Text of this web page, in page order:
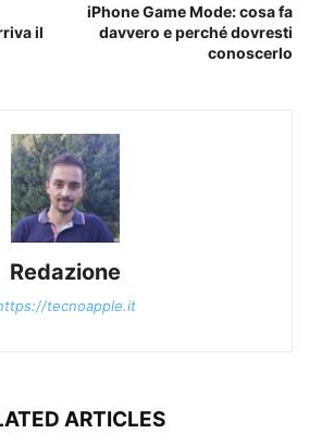
il
iPhone Game Mode: cosa fa
davvero e perché dovresti
conoscerlo
Redazione
tecnoapple.it
ARTICLES